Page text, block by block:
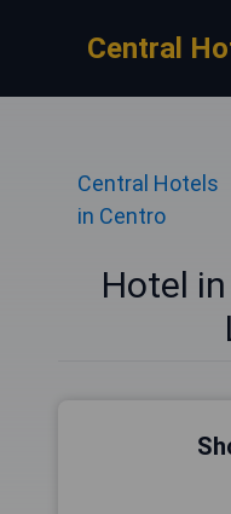
Central
Central Hotels
in Centro
Hotel